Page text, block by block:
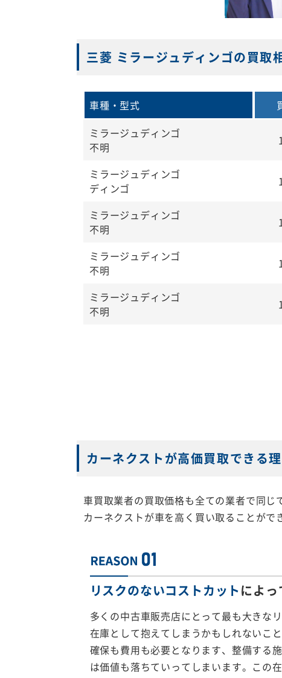
三菱 ミラージュディンゴの買取
車種・型式
ミラージュディンゴ
不明
ミラージュディンゴ
ディンゴ
ミラージュディンゴ
不明
ミラージュディンゴ
不明
ミラージュディンゴ
不明
カーネクストが高価買取できる
車買取業者の買取価格も全ての業者で同じ
カーネクストが車を高く買い取ることがで
リスクのないコストカットによっ
多くの中古車販売店にとって最も大きな
在庫として抱えてしまうかもしれないこ
確保も費用も必要となります、整備する
は価値も落ちていってしまいます。この